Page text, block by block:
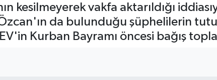
kesilmeyerek vakfa aktarıldığı
da bulunduğu şüphelilerin
Kurban Bayramı öncesi bağış